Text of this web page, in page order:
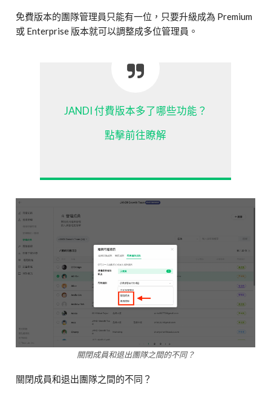
免費版本的團隊管理員只能有一位，只要升級成為 Premium
或 Enterprise 版本就可以調整成多位管理員。
JANDI 付費版本多了哪些功能？
點擊前往瞭解
關閉成員和退出團隊之間的不同？
關閉成員和退出團隊之間的不同？